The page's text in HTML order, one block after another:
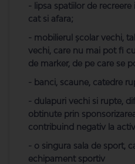
- lipsa spatiilor de
cat si afara;
- mobilierul școlar vechi,
vechi, care nu mai pot fi
de marker, de pe care se
- banci, scaune, catedre
- dulapuri vechi si rupte,
obtinute prin
contribuind negativ la
- o singura sala de sport,
echipament sportiv